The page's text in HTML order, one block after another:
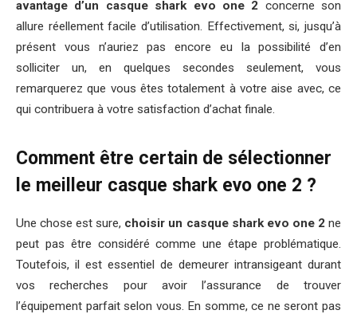
avantage d’un casque shark evo one 2 concerne son
allure réellement facile d’utilisation. Effectivement, si, jusqu’à
présent vous n’auriez pas encore eu la possibilité d’en
solliciter un, en quelques secondes seulement, vous
remarquerez que vous êtes totalement à votre aise avec, ce
qui contribuera à votre satisfaction d’achat finale.
Comment être certain de sélectionner
le meilleur casque shark evo one 2 ?
Une chose est sure, choisir un casque shark evo one 2ne
peut pas être considéré comme une étape problématique.
Toutefois, il est essentiel de demeurer intransigeant durant
vos recherches pour avoir l’assurance de trouver
l’équipement parfait selon vous. En somme, ce ne seront pas